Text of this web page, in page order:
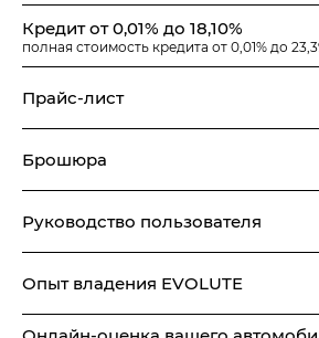
Кредит от 0,01% до 18,10%
полная стоимость кредита от 0,01% до
Прайс-лист
Брошюра
Руководство пользователя
Опыт владения EVOLUTE